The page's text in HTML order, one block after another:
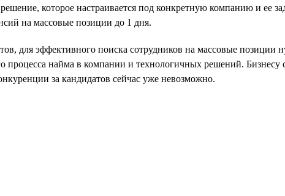
которое настраивается под конкретную компанию и ее
на массовые позиции до 1 дня.
для эффективного поиска сотрудников на массовые
процесса найма в компании и технологичных решений.
за кандидатов сейчас уже невозможно.